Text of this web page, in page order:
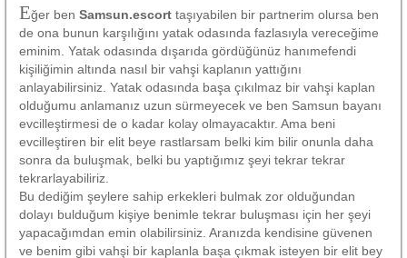
Eğer ben Samsun.escort taşıyabilen bir partnerim olursa ben
de ona bunun karşılığını yatak odasında fazlasıyla vereceğime
eminim. Yatak odasında dışarıda gördüğünüz hanımefendi
kişiliğimin altında nasıl bir vahşi kaplanın yattığını
anlayabilirsiniz. Yatak odasında başa çıkılmaz bir vahşi kaplan
olduğumu anlamanız uzun sürmeyecek ve ben Samsun bayanı
evcilleştirmesi de o kadar kolay olmayacaktır. Ama beni
evcilleştiren bir elit beye rastlarsam belki kim bilir onunla daha
sonra da buluşmak, belki bu yaptığımız şeyi tekrar tekrar
tekrarlayabiliriz.
Bu dediğim şeylere sahip erkekleri bulmak zor olduğundan
dolayı bulduğum kişiye benimle tekrar buluşması için her şeyi
yapacağımdan emin olabilirsiniz. Aranızda kendisine güvenen
ve benim gibi vahşi bir kaplanla başa çıkmak isteyen bir elit bey